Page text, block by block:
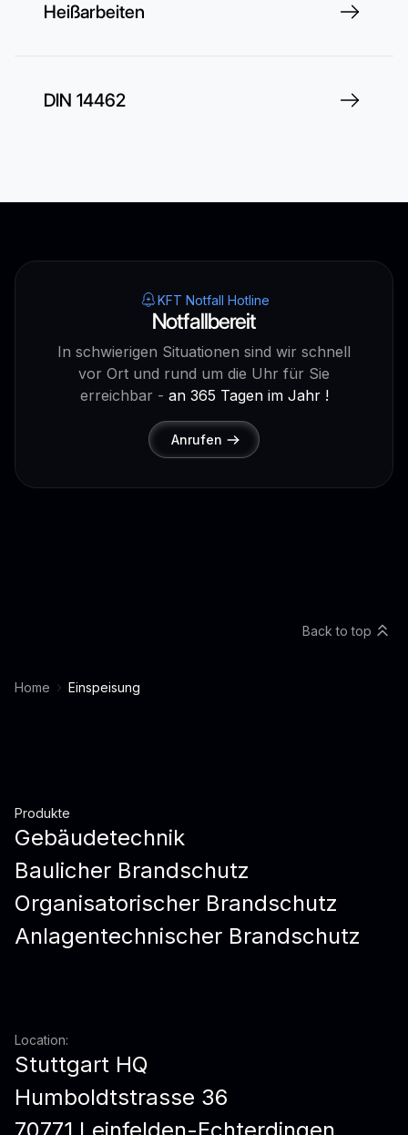
Heißarbeiten
DIN 14462
KFT Notfall Hotline
Notfallbereit
In schwierigen Situationen sind wir schnell
vor Ort und rund um die Uhr für Sie
erreichbar - an 365 Tagen im Jahr !
Anrufen
Home Einspeisung
Back to top
Produkte
Gebäudetechnik
Baulicher Brandschutz
Organisatorischer Brandschutz
Anlagentechnischer Brandschutz
Location:
Stuttgart HQ
Humboldtstrasse 36